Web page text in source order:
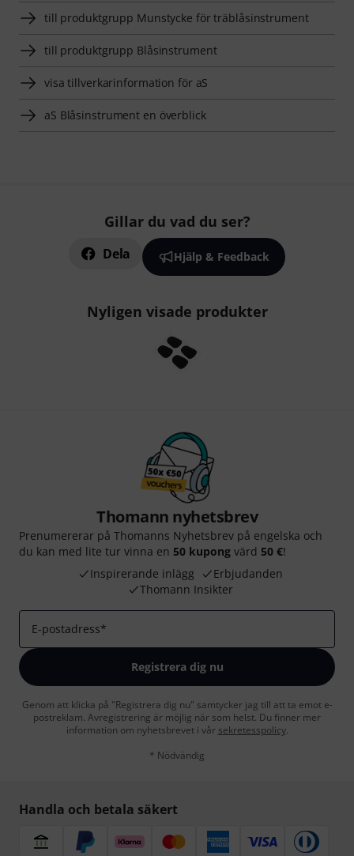
till produktgrupp Munstycke för träblåsinstrument
till produktgrupp Blåsinstrument
visa tillverkarinformation för aS
aS Blåsinstrument en överblick
Gillar du vad du ser?
Dela Hjälp & Feedback
Nyligen visade produkter
Thomann nyhetsbrev
Prenumererar på Thomanns Nyhetsbrev på engelska och
du kan med lite tur vinna en 50 kupong värd 50 €!
Inspirerande inlägg
Erbjudanden
Thomann Insikter
E-postadress*
Registrera dig nu
Genom att klicka på "Registrera dig nu" samtycker jag till att ta emot e-
postreklam. Avregistrering är möjlig när som helst. Du finner mer
information om nyhetsbrevet i vår sekretesspolicy.
* Nödvändig
Handla och betala säkert